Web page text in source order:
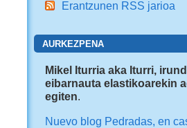
Erantzunen RSS jarioa
AURKEZPENA
Mikel Iturria aka Iturri,
eibarnauta elastikoarekin
egiten.
Nuevo blog Pedradas, en